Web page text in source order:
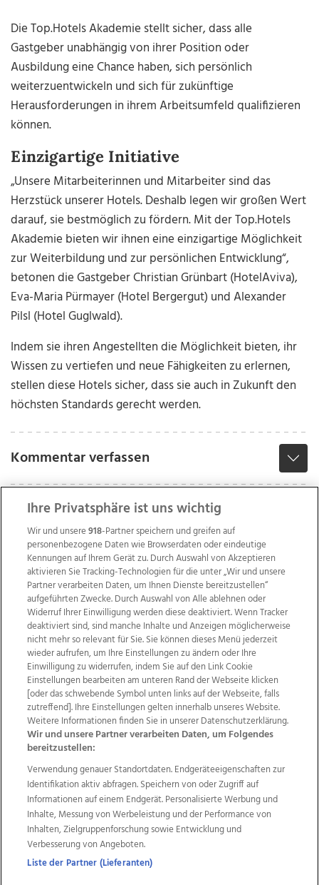
Die Top.Hotels Akademie stellt sicher, dass alle
Gastgeber unabhängig von ihrer Position oder
Ausbildung eine Chance haben, sich persönlich
weiterzuentwickeln und sich für zukünftige
Herausforderungen in ihrem Arbeitsumfeld qualifizieren
können.
Einzigartige Initiative
„Unsere Mitarbeiterinnen und Mitarbeiter sind das
Herzstück unserer Hotels. Deshalb legen wir großen Wert
darauf, sie bestmöglich zu fördern. Mit der Top.Hotels
Akademie bieten wir ihnen eine einzigartige Möglichkeit
zur Weiterbildung und zur persönlichen Entwicklung“,
betonen die Gastgeber Christian Grünbart (HotelAviva),
Eva-Maria Pürmayer (Hotel Bergergut) und Alexander
Pilsl (Hotel Guglwald).
Indem sie ihren Angestellten die Möglichkeit bieten, ihr
Wissen zu vertiefen und neue Fähigkeiten zu erlernen,
stellen diese Hotels sicher, dass sie auch in Zukunft den
höchsten Standards gerecht werden.
Kommentar verfassen
Wir über uns Mediadaten Kontakt
Jobs
Datenschutz
Impressum
AGB Anzeigekunden
AGB Website
Ehrenkodex Politische Werbung
Weitere Angebote des Medienhauses Wimmer
TV1 di-mog-i.at OÖNow
Ischler Woche
Life Radio
OÖNachrichten
OÖN Immobilien
OÖN Karriere
OÖN Reise
Promenaden Galerien
Regionaljobs
wasistlos.at wirtrauern.at
Ihre Privatsphäre ist uns wichtig
Wir und unsere918-Partner speichern und greifen auf
personenbezogene Daten wie Browserdaten oder eindeutige
Kennungen auf Ihrem Gerät zu. Durch Auswahl von Akzeptieren
aktivieren Sie Tracking-Technologien für die unter „Wir und unsere
Partner verarbeiten Daten, um Ihnen Dienste bereitzustellen“
aufgeführten Zwecke. Durch Auswahl von Alle ablehnen oder
Widerruf Ihrer Einwilligung werden diese deaktiviert. Wenn Tracker
deaktiviert sind, sind manche Inhalte und Anzeigen möglicherweise
nicht mehr so relevant für Sie. Sie können dieses Menü jederzeit
wieder aufrufen, um Ihre Einstellungen zu ändern oder Ihre
Einwilligung zu widerrufen, indem Sie auf den Link Cookie
Einstellungen bearbeiten am unteren Rand der Webseite klicken
[oder das schwebende Symbol unten links auf der Webseite, falls
zutreffend]. Ihre Einstellungen gelten innerhalb unseres Website.
Weitere Informationen finden Sie in unserer Datenschutzerklärung.
Wir und unsere Partner verarbeiten Daten, um Folgendes
bereitzustellen:
Verwendung genauer Standortdaten. Endgeräteeigenschaften zur
Identifikation aktiv abfragen. Speichern von oder Zugriff auf
Informationen auf einem Endgerät. Personalisierte Werbung und
Inhalte, Messung von Werbeleistung und der Performance von
Inhalten, Zielgruppenforschung sowie Entwicklung und
Verbesserung von Angeboten.
Liste der Partner (Lieferanten)